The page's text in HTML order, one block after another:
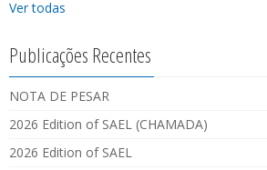
Ver todas
Publicações Recentes
NOTA DE PESAR
2026 Edition of SAEL (CHAMADA)
2026 Edition of SAEL